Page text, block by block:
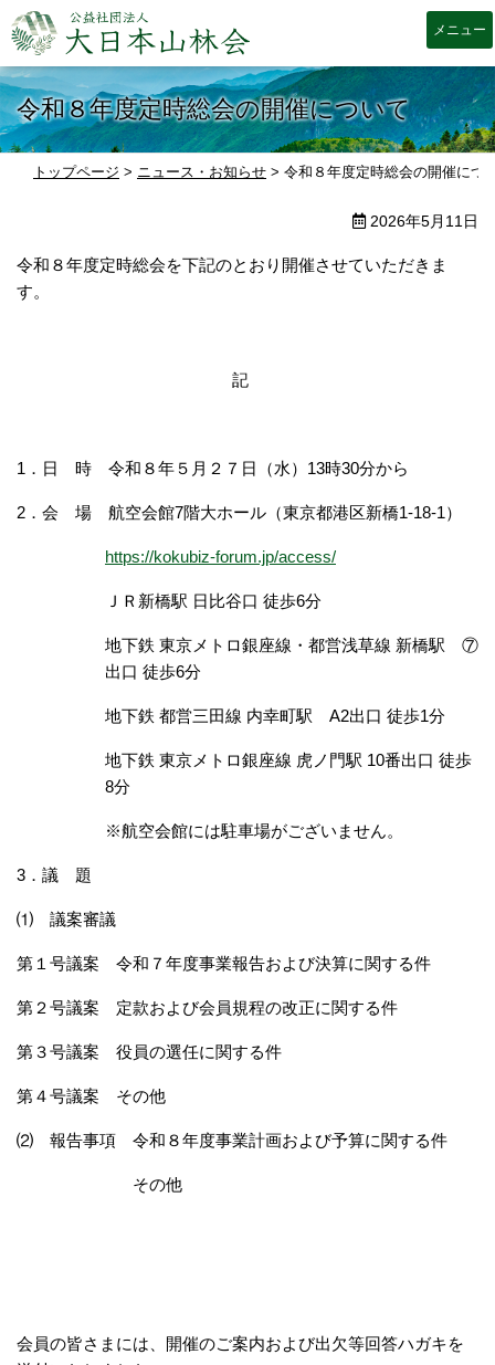
令和８年度定時総会の開催について
トップページ > ニュース・お知らせ > 令和８年度定時総会の開催につ
2026年5月11日
令和８年度定時総会を下記のとおり開催させていただきま
す。
記
1．日 時 令和８年５月２７日（水）13時30分から
2．会 場 航空会館7階大ホール（東京都港区新橋1-18-1）
https://kokubiz-forum.jp/access/
ＪＲ新橋駅 日比谷口 徒歩6分
地下鉄 東京メトロ銀座線・都営浅草線 新橋駅 ⑦
出口 徒歩6分
地下鉄 都営三田線 内幸町駅 A2出口 徒歩1分
地下鉄 東京メトロ銀座線 虎ノ門駅 10番出口 徒歩
8分
※航空会館には駐車場がございません。
3．議 題
⑴ 議案審議
第１号議案 令和７年度事業報告および決算に関する件
第２号議案 定款および会員規程の改正に関する件
第３号議案 役員の選任に関する件
第４号議案 その他
⑵ 報告事項 令和８年度事業計画および予算に関する件
その他
会員の皆さまには、開催のご案内および出欠等回答ハガキを